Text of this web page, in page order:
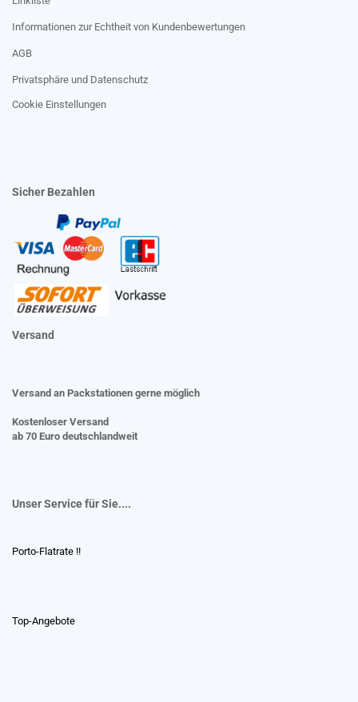
Informationen zur Echtheit von Kundenbewertungen
AGB
Privatsphäre und Datenschutz
Cookie Einstellungen
Sicher Bezahlen
Versand
Versand an Packstationen gerne möglich
Kostenloser Versand
ab 70 Euro deutschlandweit
Unser Service für Sie....
Porto-Flatrate !!
Top-Angebote